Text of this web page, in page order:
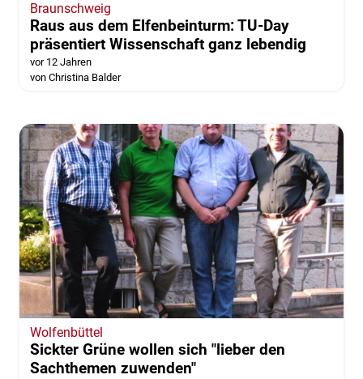
Braunschweig
Raus aus dem Elfenbeinturm: TU-Day
präsentiert Wissenschaft ganz lebendig
vor 12 Jahren
von Christina Balder
Wolfenbüttel
Sickter Grüne wollen sich "lieber den
Sachthemen zuwenden"